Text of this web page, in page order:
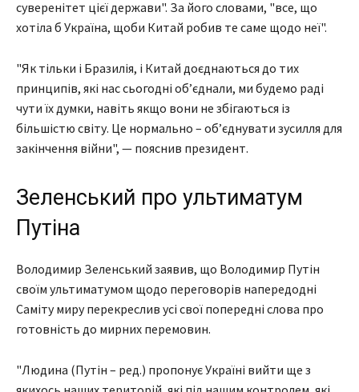
суверенітет цієї держави". За його словами, "все, що
хотіла б Україна, щоби Китай робив те саме щодо неї".
"Як тільки і Бразилія, і Китай доєднаються до тих
принципів, які нас сьогодні об’єднали, ми будемо раді
чути їх думки, навіть якщо вони не збігаються із
більшістю світу. Це нормально – об’єднувати зусилля для
закінчення війни", — пояснив президент.
Зеленський про ультиматум
Путіна
Володимир Зеленський заявив, що Володимир Путін
своїм ультиматумом щодо переговорів напередодні
Саміту миру перекреслив усі свої попередні слова про
готовність до мирних перемовин.
"Людина (Путін – ред.) пропонує Україні вийти ще з